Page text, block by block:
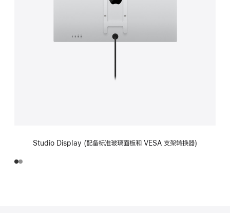
Studio Display (配备标准玻璃面板和 VESA 支架转换器)